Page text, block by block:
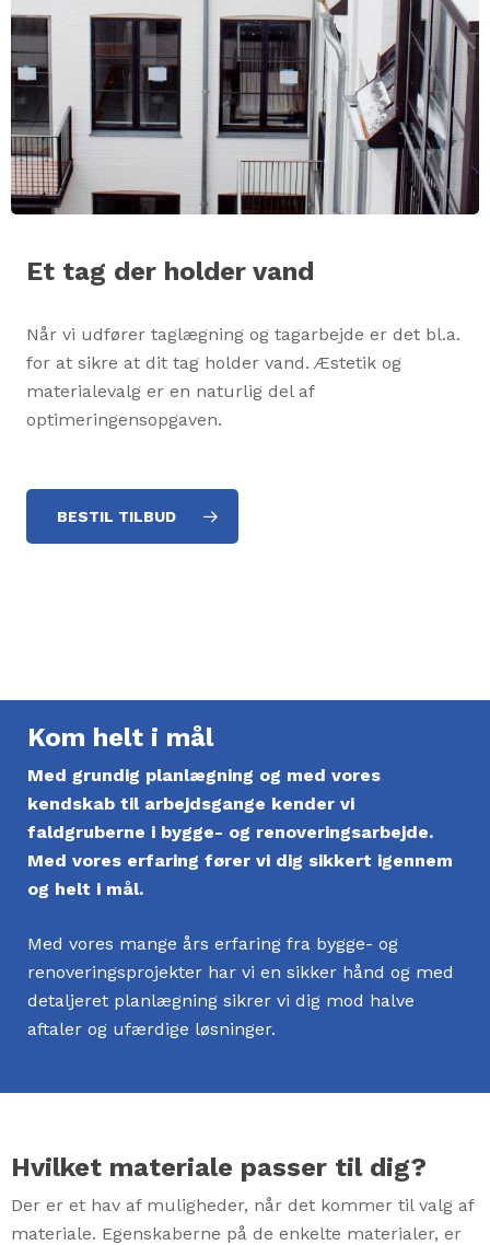
Et tag der holder vand
Når vi udfører taglægning og tagarbejde er det bl.a.
for at sikre at dit tag holder vand. Æstetik og
materialevalg er en naturlig del af
optimeringensopgaven.
BESTIL TILBUD
Kom helt i mål
Med grundig planlægning og med vores
kendskab til arbejdsgange kender vi
faldgruberne i bygge- og renoveringsarbejde.
Med vores erfaring fører vi dig sikkert igennem
og helt i mål.
Med vores mange års erfaring fra bygge- og
renoveringsprojekter har vi en sikker hånd og med
detaljeret planlægning sikrer vi dig mod halve
aftaler og ufærdige løsninger.
Hvilket materiale passer til dig?
Der er et hav af muligheder, når det kommer til valg af
materiale. Egenskaberne på de enkelte materialer, er